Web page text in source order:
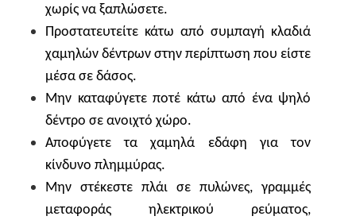
χωρίς να ξαπλώσετε.
Προστατευτείτε κάτω από συμπαγή κλαδιά
χαμηλών δέντρων στην περίπτωση που είστε
μέσα σε δάσος.
Μην καταφύγετε ποτέ κάτω από ένα ψηλό
δέντρο σε ανοιχτό χώρο.
Αποφύγετε τα χαμηλά εδάφη για τον
κίνδυνο πλημμύρας.
Μην στέκεστε πλάι σε πυλώνες, γραμμές
μεταφοράς ηλεκτρικού ρεύματος,